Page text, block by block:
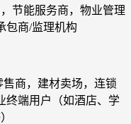
节能服务商，物业管理
包商/监理机构
商，建材卖场，连锁
终端用户（如酒店、学